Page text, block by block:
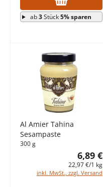
ab3Stück5% sparen
Al Amier Tahina
Sesampaste
300 g
6,89 €
22,97 €/1 kg
inkl. MwSt., zzgl. Versand